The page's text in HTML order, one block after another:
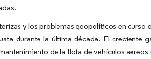
y los problemas geopolíticos en curso
durante la última década. El creciente
de la flota de vehículos